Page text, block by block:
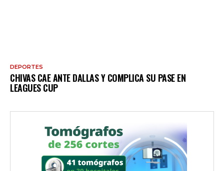
DEPORTES
CHIVAS CAE ANTE DALLAS Y COMPLICA SU PASE EN
LEAGUES CUP